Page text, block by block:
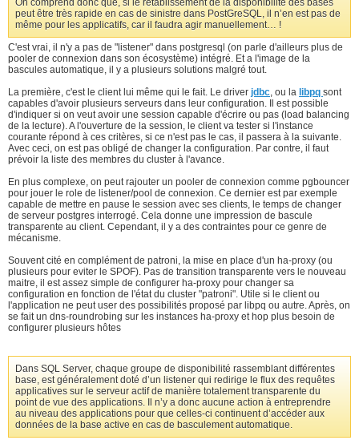
On comprend donc que, si le rétablissement de la disponibilité des bases
peut être très rapide en cas de sinistre dans PostGreSQL, il n’en est pas de
même pour les applicatifs, car il faudra agir manuellement… !
C'est vrai, il n'y a pas de "listener" dans postgresql (on parle d'ailleurs plus de
pooler de connexion dans son écosystème) intégré. Et a l'image de la
bascules automatique, il y a plusieurs solutions malgré tout.
La première, c'est le client lui même qui le fait. Le driver jdbc, ou la libpq sont
capables d'avoir plusieurs serveurs dans leur configuration. Il est possible
d'indiquer si on veut avoir une session capable d'écrire ou pas (load balancing
de la lecture). A l'ouverture de la session, le client va tester si l'instance
courante répond à ces critères, si ce n'est pas le cas, il passera à la suivante.
Avec ceci, on est pas obligé de changer la configuration. Par contre, il faut
prévoir la liste des membres du cluster à l'avance.
En plus complexe, on peut rajouter un pooler de connexion comme pgbouncer
pour jouer le role de listener/pool de connexion. Ce dernier est par exemple
capable de mettre en pause le session avec ses clients, le temps de changer
de serveur postgres interrogé. Cela donne une impression de bascule
transparente au client. Cependant, il y a des contraintes pour ce genre de
mécanisme.
Souvent cité en complément de patroni, la mise en place d'un ha-proxy (ou
plusieurs pour eviter le SPOF). Pas de transition transparente vers le nouveau
maitre, il est assez simple de configurer ha-proxy pour changer sa
configuration en fonction de l'état du cluster "patroni". Utile si le client ou
l'application ne peut user des possibilités proposé par libpq ou autre. Après, on
se fait un dns-roundrobing sur les instances ha-proxy et hop plus besoin de
configurer plusieurs hôtes
Dans SQL Server, chaque groupe de disponibilité rassemblant différentes
base, est généralement doté d’un listener qui redirige le flux des requêtes
applicatives sur le serveur actif de manière totalement transparente du
point de vue des applications. Il n’y a donc aucune action à entreprendre
au niveau des applications pour que celles-ci continuent d’accéder aux
données de la base active en cas de basculement automatique.